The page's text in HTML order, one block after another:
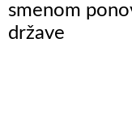
smenom
države